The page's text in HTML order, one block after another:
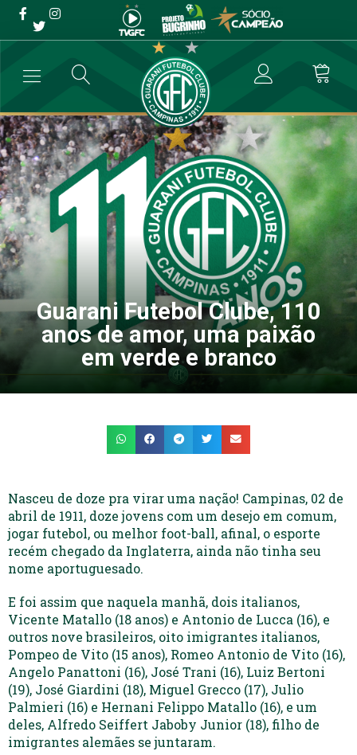
Guarani Futebol Clube, 110
anos de amor, uma paixão
em verde e branco
→ Destaque → Guarani Futebol Clube, 110 anos de amor, uma
Guarani Futebol Clube, 110
anos de amor, uma paixão
em verde e branco
Nasceu de doze pra virar uma nação! Campinas, 02 de
abril de 1911, doze jovens com um desejo em comum,
jogar futebol, ou melhor foot-ball, afinal, o esporte
recém chegado da Inglaterra, ainda não tinha seu
nome aportuguesado.
E foi assim que naquela manhã, dois italianos,
Vicente Matallo (18 anos) e Antonio de Lucca (16), e
outros nove brasileiros, oito imigrantes italianos,
Pompeo de Vito (15 anos), Romeo Antonio de Vito (16),
Angelo Panattoni (16), José Trani (16), Luiz Bertoni
(19), José Giardini (18), Miguel Grecco (17), Julio
Palmieri (16) e Hernani Felippo Matallo (16), e um
deles, Alfredo Seiffert Jaboby Junior (18), filho de
imigrantes alemães se juntaram.